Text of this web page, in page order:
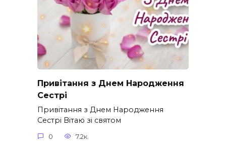
Привітання з Днем Народження
Сестрі
Привітання з Днем Народження
Сестрі Вітаю зі святом
0 7.2к.